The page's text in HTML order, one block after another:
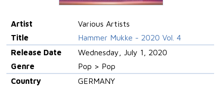
Artist
Various Artists
Title
Hammer Mukke - 2020 Vol. 4
Release Date
Wednesday, July 1, 2020
Genre
Pop > Pop
Country
GERMANY